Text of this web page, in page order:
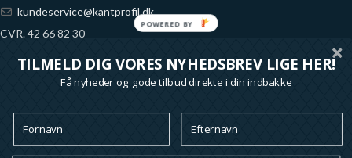
kundeservice@kantprofil.dk
CVR. 42 66 82 30
Reg. 6851 Konto 1065689
Ofte stillede spørgsmål
Handelsbetingelser
TILMELD DIG VORES NYHEDSBREV LIGE HER!
Få nyheder og gode tilbud direkte i din indbakke
POWERED BY